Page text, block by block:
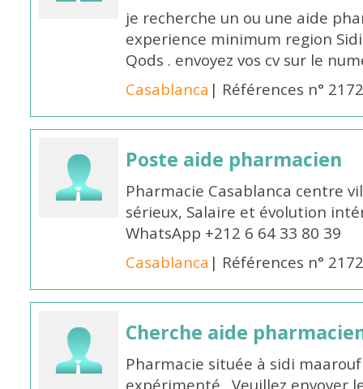
je recherche un ou une aide
experience minimum region
Qods . envoyez vos cv sur le
Casablanca | Références n°
Poste aide pharmacien
Pharmacie Casablanca centre
sérieux, Salaire et évolution
WhatsApp +212 6 64 33 80 39
Casablanca | Références n°
Cherche aide
Pharmacie située à sidi